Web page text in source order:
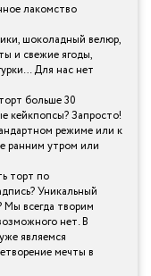
лакомство
шоколадный велюр,
и свежие ягоды,
Для нас нет
больше 30
кейкпопсы? Запросто!
режиме или к
ранним утром или
торт по
Уникальный
всегда творим
нет. В
являемся
мечты в